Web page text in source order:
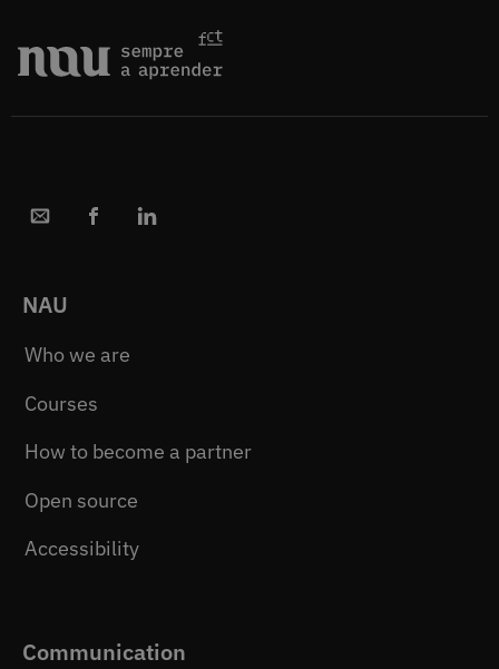
NAU
Who we are
Courses
How to become a partner
Open source
Accessibility
Communication